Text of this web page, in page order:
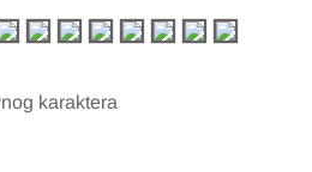
karaktera